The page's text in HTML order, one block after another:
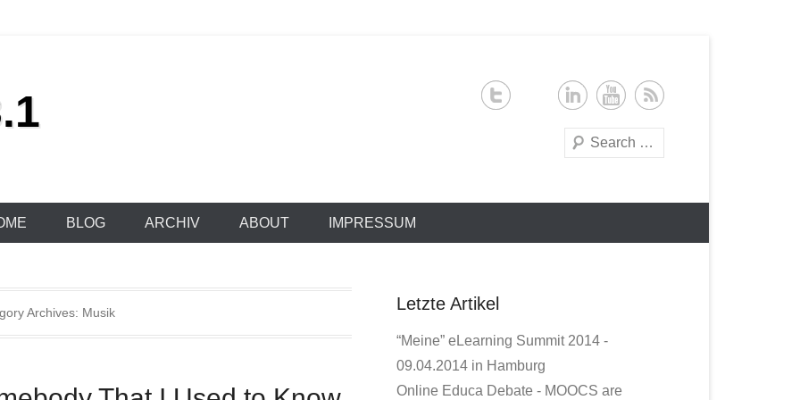
Search
BLOG ARCHIV ABOUT IMPRESSUM
Archives: Musik Letzte Artikel
“Meine” eLearning Summit 2014 -
09.04.2014 in Hamburg
Online Educa Debate - MOOCS are